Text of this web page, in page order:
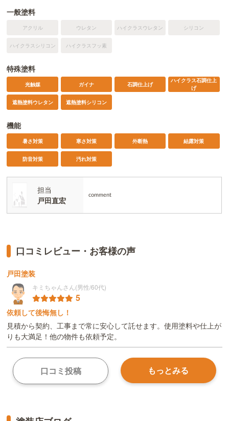
一般塗料
アクリル ウレタン ハイクラスウレタン シリコン
ハイクラスシリコン ハイクラスフッ素
特殊塗料
光触媒 ガイナ 石調仕上げ
ハイクラス石調仕上
げ
遮熱塗料ウレタン
遮熱塗料シリコン
機能
暑さ対策 寒さ対策 外断熱 結露対策
防音対策 汚れ対策
担当
戸田直宏
comment
口コミレビュー・お客様の声
戸田塗装
キミちゃんさん(男性/60代)
5
依頼して後悔無し！
見積から契約、工事まで常に安心して託せます。使用塗料や仕上が
りも大満足！他の物件も依頼予定。
口コミ投稿 もっとみる